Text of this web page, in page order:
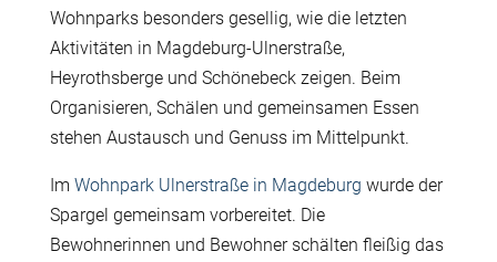
Wohnparks besonders gesellig, wie die letzten
Aktivitäten in Magdeburg-Ulnerstraße,
Heyrothsberge und Schönebeck zeigen. Beim
Organisieren, Schälen und gemeinsamen Essen
stehen Austausch und Genuss im Mittelpunkt.
Im Wohnpark Ulnerstraße in Magdeburg wurde der
Spargel gemeinsam vorbereitet. Die
Bewohnerinnen und Bewohner schälten fleißig das